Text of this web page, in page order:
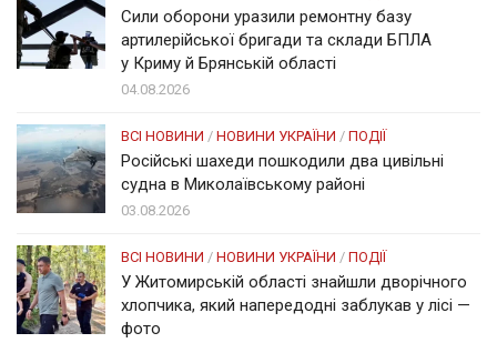
Сили оборони уразили ремонтну базу
артилерійської бригади та склади БПЛА
у Криму й Брянській області
04.08.2026
ВСІ НОВИНИ / НОВИНИ УКРАЇНИ / ПОДІЇ
Російські шахеди пошкодили два цивільні
судна в Миколаївському районі
03.08.2026
ВСІ НОВИНИ / НОВИНИ УКРАЇНИ / ПОДІЇ
У Житомирській області знайшли дворічного
хлопчика, який напередодні заблукав у лісі —
фото